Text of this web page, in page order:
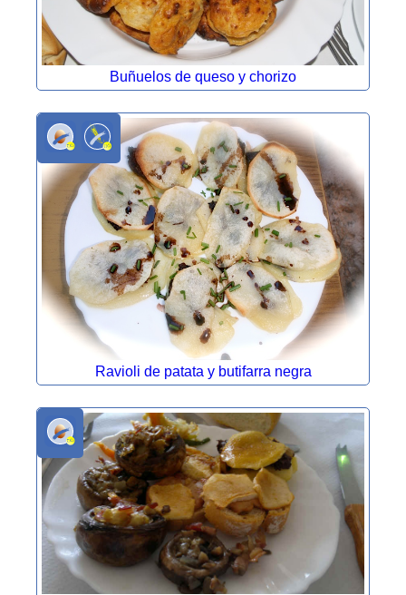
Buñuelos de queso y chorizo
Ravioli de patata y butifarra negra